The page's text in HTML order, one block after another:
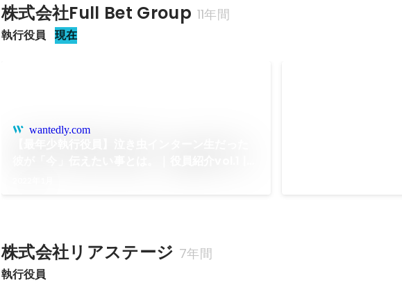
株式会社Full Bet Group 11年間
執行役員 現在
wantedly.com
株式会社リアステージ 7年間
執行役員